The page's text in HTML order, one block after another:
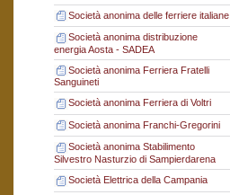
Società anonima delle ferriere italiane
Società anonima distribuzione
energia Aosta - SADEA
Società anonima Ferriera Fratelli
Sanguineti
Società anonima Ferriera di Voltri
Società anonima Franchi-Gregorini
Società anonima Stabilimento
Silvestro Nasturzio di Sampierdarena
Società Elettrica della Campania